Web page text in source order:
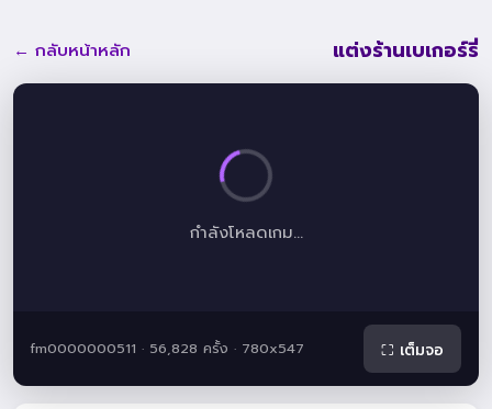
← กลับหน้าหลัก แต่งร้านเบเกอร์รี่
กำลังโหลดเกม...
fm0000000511 · 56,828 ครั้ง · 780x547 ⛶ เต็มจอ